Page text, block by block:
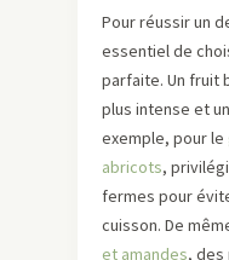
Pour réussir un
essentiel de
parfaite. Un fruit
plus intense et
exemple, pour le
abricots,
fermes pour
cuisson. De
et amandes, des